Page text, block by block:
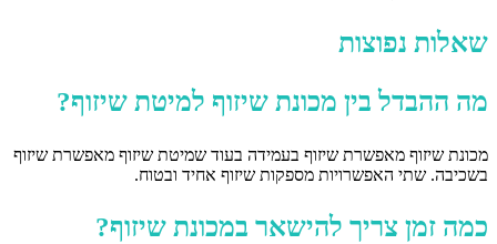
שאלות נפוצות
מה ההבדל בין מכונת שיזוף למיטת שיזוף?
מכונת שיזוף מאפשרת שיזוף בעמידה בעוד שמיטת שיזוף מאפשרת שיזוף
בשכיבה. שתי האפשרויות מספקות שיזוף אחיד ובטוח.
כמה זמן צריך להישאר במכונת שיזוף?